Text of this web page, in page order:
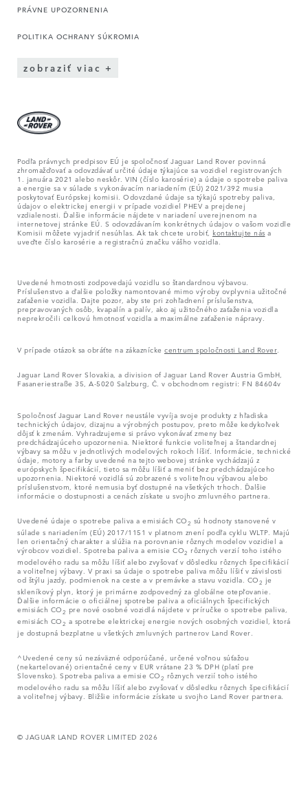
PRÁVNE UPOZORNENIA
POLITIKA OCHRANY SÚKROMIA
zobraziť viac
Podľa právnych predpisov EÚ je spoločnosť Jaguar Land Rover povinná
zhromažďovať a odovzdávať určité údaje týkajúce sa vozidiel registrovaných
1. januára 2021 alebo neskôr. VIN (číslo karosérie) a údaje o spotrebe paliva
a energie sa v súlade s vykonávacím nariadením (EÚ) 2021/392 musia
poskytovať Európskej komisii. Odovzdané údaje sa týkajú spotreby paliva,
údajov o elektrickej energii v prípade vozidiel PHEV a prejdenej
vzdialenosti. Ďalšie informácie nájdete v nariadení uverejnenom na
internetovej stránke EÚ. S odovzdávaním konkrétnych údajov o vašom vozidle
Komisii môžete vyjadriť nesúhlas. Ak tak chcete urobiť, kontaktujte nás a
uveďte číslo karosérie a registračnú značku vášho vozidla.
Uvedené hmotnosti zodpovedajú vozidlu so štandardnou výbavou.
Príslušenstvo a ďalšie položky namontované mimo výroby ovplyvnia užitočné
zaťaženie vozidla. Dajte pozor, aby ste pri zohľadnení príslušenstva,
prepravovaných osôb, kvapalín a palív, ako aj užitočného zaťaženia vozidla
neprekročili celkovú hmotnosť vozidla a maximálne zaťaženie nápravy.
V prípade otázok sa obráťte na zákaznícke centrum spoločnosti Land Rover.
Jaguar Land Rover Slovakia, a division of Jaguar Land Rover Austria GmbH,
Fasaneriestraße 35, A-5020 Salzburg, Č. v obchodnom registri: FN 84604v
Spoločnosť Jaguar Land Rover neustále vyvíja svoje produkty z hľadiska
technických údajov, dizajnu a výrobných postupov, preto môže kedykoľvek
dôjsť k zmenám. Vyhradzujeme si právo vykonávať zmeny bez
predchádzajúceho upozornenia. Niektoré funkcie voliteľnej a štandardnej
výbavy sa môžu v jednotlivých modelových rokoch líšiť. Informácie, technické
údaje, motory a farby uvedené na tejto webovej stránke vychádzajú z
európskych špecifikácií, tieto sa môžu líšiť a meniť bez predchádzajúceho
upozornenia. Niektoré vozidlá sú zobrazené s voliteľnou výbavou alebo
príslušenstvom, ktoré nemusia byť dostupné na všetkých trhoch. Ďalšie
informácie o dostupnosti a cenách získate u svojho zmluvného partnera.
Uvedené údaje o spotrebe paliva a emisiách CO2 sú hodnoty stanovené v
súlade s nariadením (EÚ) 2017/1151 v platnom znení podľa cyklu WLTP. Majú
len orientačný charakter a slúžia na porovnanie rôznych modelov vozidiel a
výrobcov vozidiel. Spotreba paliva a emisie CO2 rôznych verzií toho istého
modelového radu sa môžu líšiť alebo zvyšovať v dôsledku rôznych špecifikácií
a voliteľnej výbavy. V praxi sa údaje o spotrebe paliva môžu líšiť v závislosti
od štýlu jazdy, podmienok na ceste a v premávke a stavu vozidla. CO2 je
skleníkový plyn, ktorý je primárne zodpovedný za globálne otepľovanie.
Ďalšie informácie o oficiálnej spotrebe paliva a oficiálnych špecifických
emisiách CO2 pre nové osobné vozidlá nájdete v príručke o spotrebe paliva,
emisiách CO2 a spotrebe elektrickej energie nových osobných vozidiel, ktorá
je dostupná bezplatne u všetkých zmluvných partnerov Land Rover.
^Uvedené ceny sú nezáväzné odporúčané, určené voľnou súťažou
(nekartelované) orientačné ceny v EUR vrátane 23 % DPH (platí pre
Slovensko). Spotreba paliva a emisie CO2 rôznych verzií toho istého
modelového radu sa môžu líšiť alebo zvyšovať v dôsledku rôznych špecifikácií
a voliteľnej výbavy. Bližšie informácie získate u svojho Land Rover partnera.
© JAGUAR LAND ROVER LIMITED 2026